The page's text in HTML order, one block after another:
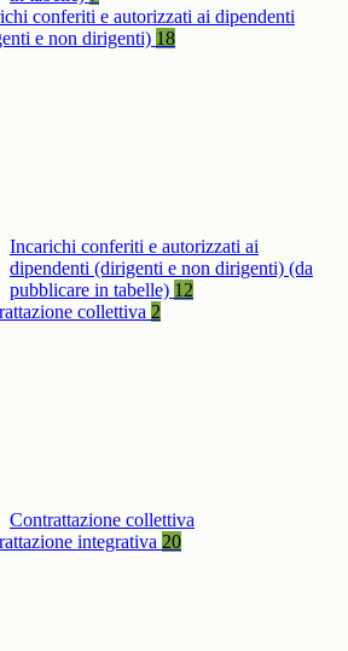
conferiti e autorizzati ai dipendenti
e non dirigenti) 18
Incarichi conferiti e autorizzati ai
dipendenti (dirigenti e non dirigenti) (da
pubblicare in tabelle) 12
collettiva 2
Contrattazione collettiva
integrativa 20